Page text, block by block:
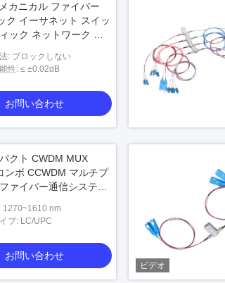
カニカル ファイバー
ク イーサネット スイッ
ック ネットワーク セ
: ブロックしない
性: ≤ ±0.02dB
お問い合わせ
クト CWDM MUX
ンボ CCWDM マルチプ
ァイバー通信システム
1270~1610 nm
プ: LC/UPC
お問い合わせ
ビデオ